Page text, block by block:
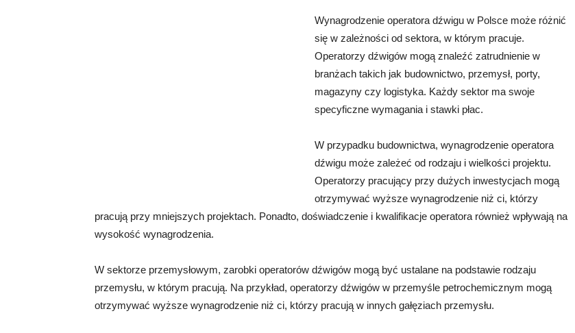
Wynagrodzenie operatora dźwigu w Polsce może różnić
się w zależności od sektora, w którym pracuje.
Operatorzy dźwigów mogą znaleźć zatrudnienie w
branżach takich jak budownictwo, przemysł, porty,
magazyny czy logistyka. Każdy sektor ma swoje
specyficzne wymagania i stawki płac.
W przypadku budownictwa, wynagrodzenie operatora
dźwigu może zależeć od rodzaju i wielkości projektu.
Operatorzy pracujący przy dużych inwestycjach mogą
otrzymywać wyższe wynagrodzenie niż ci, którzy
pracują przy mniejszych projektach. Ponadto, doświadczenie i kwalifikacje operatora również wpływają na
wysokość wynagrodzenia.
W sektorze przemysłowym, zarobki operatorów dźwigów mogą być ustalane na podstawie rodzaju
przemysłu, w którym pracują. Na przykład, operatorzy dźwigów w przemyśle petrochemicznym mogą
otrzymywać wyższe wynagrodzenie niż ci, którzy pracują w innych gałęziach przemysłu.